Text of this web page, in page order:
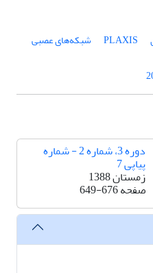
PLAXIS شبکه‌های عصبی
دوره 3، شماره 2 - شماره
پیاپی 7
زمستان 1388
صفحه649-676